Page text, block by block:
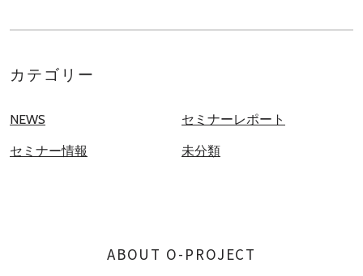
カテゴリー
NEWS セミナーレポート
セミナー情報 未分類
ABOUT O-PROJECT